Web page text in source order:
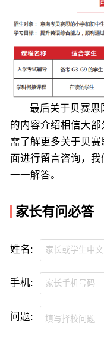
最后关于贝赛思
的内容介绍相信大
需了解更多关于贝
面进行留言咨询，
一一解答。
家长有问必答
姓名:
手机:
问题: